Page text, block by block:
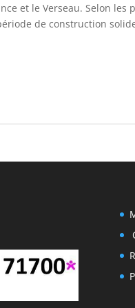
et le Verseau. Selon les
de construction